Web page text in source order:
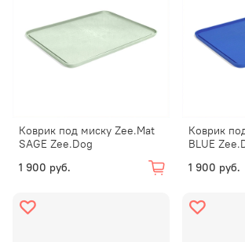
Коврик под миску Zee.Mat
SAGE Zee.Dog
1 900 руб.
Коврик
BLUE
1 900 руб.